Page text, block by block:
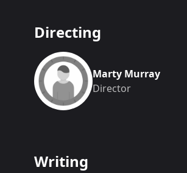
Directing
Marty Murray
Director
Writing